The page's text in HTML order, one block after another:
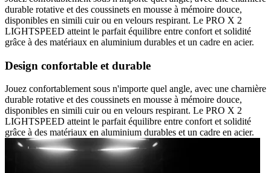
durable rotative et des coussinets en mousse à mémoire douce,
disponibles en simili cuir ou en velours respirant. Le PRO X 2
LIGHTSPEED atteint le parfait équilibre entre confort et solidité
grâce à des matériaux en aluminium durables et un cadre en acier.
Design confortable et durable
Jouez confortablement sous n'importe quel angle, avec une charnière
durable rotative et des coussinets en mousse à mémoire douce,
disponibles en simili cuir ou en velours respirant. Le PRO X 2
LIGHTSPEED atteint le parfait équilibre entre confort et solidité
grâce à des matériaux en aluminium durables et un cadre en acier.